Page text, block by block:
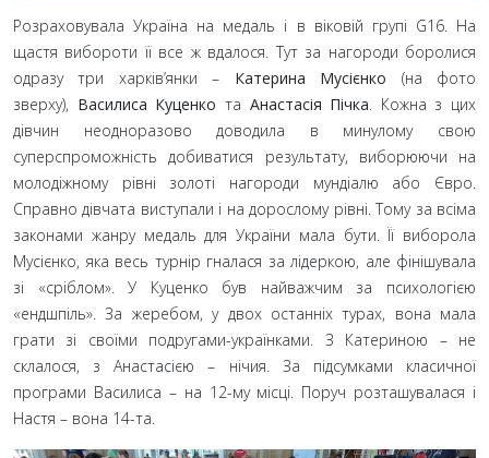
Розраховувала Україна на медаль і в віковій групі G16. На
щастя вибороти її все ж вдалося. Тут за нагороди боролися
одразу три харків’янки – Катерина Мусієнко (на фото
зверху), Василиса Куценко та Анастасія Пічка. Кожна з цих
дівчин неодноразово доводила в минулому свою
суперспроможність добиватися результату, виборюючи на
молодіжному рівні золоті нагороди мундіалю або Євро.
Справно дівчата виступали і на дорослому рівні. Тому за всіма
законами жанру медаль для України мала бути. Її виборола
Мусієнко, яка весь турнір гналася за лідеркою, але фінішувала
зі «сріблом». У Куценко був найважчим за психологією
«ендшпіль». За жеребом, у двох останніх турах, вона мала
грати зі своїми подругами-українками. З Катериною – не
склалося, з Анастасією – нічия. За підсумками класичної
програми Василиса – на 12-му місці. Поруч розташувалася і
Настя – вона 14-та.